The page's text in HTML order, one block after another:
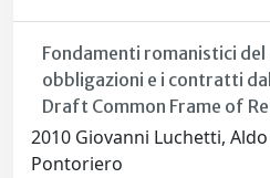
Fondamenti romanistici
obbligazioni e i contratti
Draft Common Frame of
2010 Giovanni Luchetti,
Pontoriero